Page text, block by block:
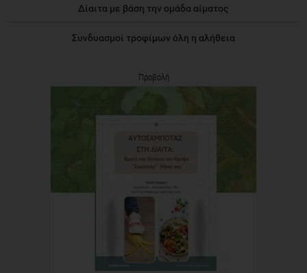
Δίαιτα με βάση την ομάδα αίματος
Συνδυασμοί τροφίμων όλη η αλήθεια
Προβολή